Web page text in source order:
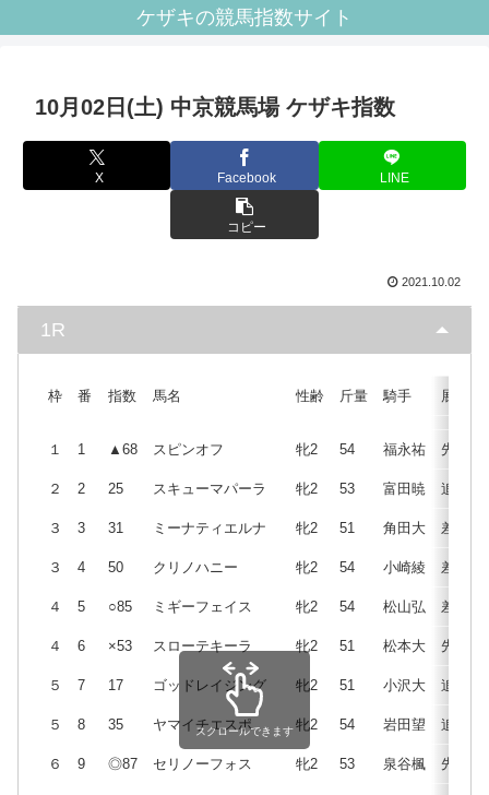
ケザキの競馬指数サイト
10月02日(土) 中京競馬場 ケザキ指数
X Facebook LINE
コピー
2021.10.02
1R
枠 番 指数 馬名 性齢 斤量 騎手 展開
１ 1 ▲68 スピンオフ 牝2 54 福永祐 先
２ 2 25 スキューマパーラ 牝2 53 富田暁 追
３ 3 31 ミーナティエルナ 牝2 51 角田大 差
３ 4 50 クリノハニー 牝2 54 小崎綾 差
４ 5 ○85 ミギーフェイス 牝2 54 松山弘 差
４ 6 ×53 スローテキーラ 牝2 51 松本大 先
５ 7 17 ゴッドレイジング 牝2 51 小沢大 追
５ 8 35 ヤマイチエスポ 牝2 54 岩田望 追
６ 9 ◎87 セリノーフォス 牝2 53 泉谷楓 先
スクロールできます